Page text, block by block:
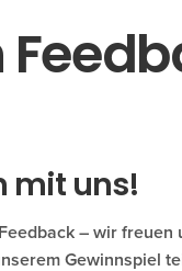
mit uns!
–wir freuen
Gewinnspiel